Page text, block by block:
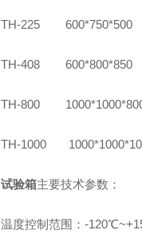
TH-225 600*750*500
TH-408 600*800*850
TH-800
TH-1000
试验箱主要技术参数：
温度控制范围： -